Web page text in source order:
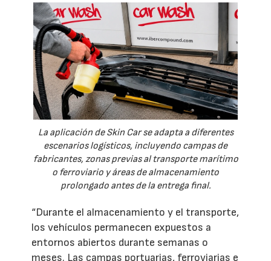
La aplicación de Skin Car se adapta a diferentes
escenarios logísticos, incluyendo campas de
fabricantes, zonas previas al transporte marítimo
o ferroviario y áreas de almacenamiento
prolongado antes de la entrega final.
“Durante el almacenamiento y el transporte,
los vehículos permanecen expuestos a
entornos abiertos durante semanas o
meses. Las campas portuarias, ferroviarias e